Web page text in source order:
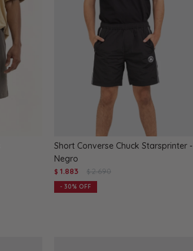
Short Converse Chuck Starsprinter -
Negro
$ 1.883 $ 2.690
30